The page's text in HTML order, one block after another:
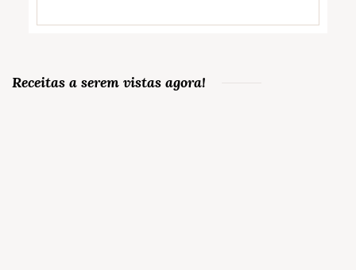
Receitas a serem vistas agora!